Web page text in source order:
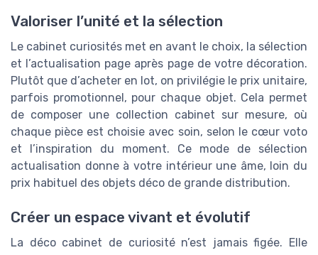
Valoriser l’unité et la sélection
Le cabinet curiosités met en avant le choix, la sélection
et l’actualisation page après page de votre décoration.
Plutôt que d’acheter en lot, on privilégie le prix unitaire,
parfois promotionnel, pour chaque objet. Cela permet
de composer une collection cabinet sur mesure, où
chaque pièce est choisie avec soin, selon le cœur voto
et l’inspiration du moment. Ce mode de sélection
actualisation donne à votre intérieur une âme, loin du
prix habituel des objets déco de grande distribution.
Créer un espace vivant et évolutif
La déco cabinet de curiosité n’est jamais figée. Elle